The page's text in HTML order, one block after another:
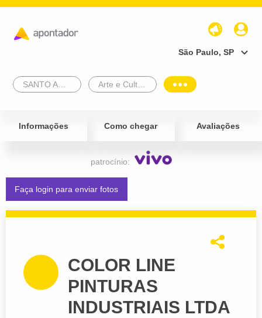
São Paulo, SP
Informações Como chegar Avaliações
patrocínio:
Faça login para enviar fotos
COLOR LINE
PINTURAS
INDUSTRIAIS LTDA